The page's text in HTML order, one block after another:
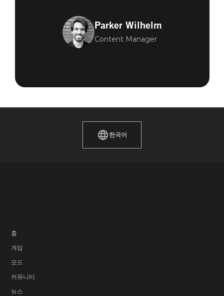
Parker Wilhelm
Content Manager
한국어
홈
게임
모드
커뮤니티
뉴스